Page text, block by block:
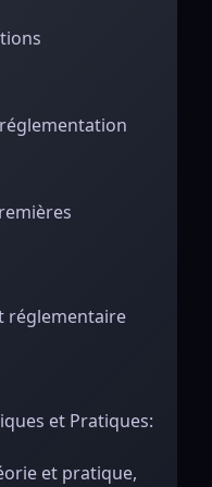
réglementaire
et Pratiques:
et pratique,